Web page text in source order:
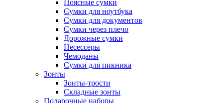
Поясные сумки
Сумки для ноутбука
Сумки для документов
Сумки через плечо
Дорожные сумки
Несессеры
Чемоданы
Сумки для пикника
Зонты
Зонты-трости
Складные зонты
Подарочные наборы